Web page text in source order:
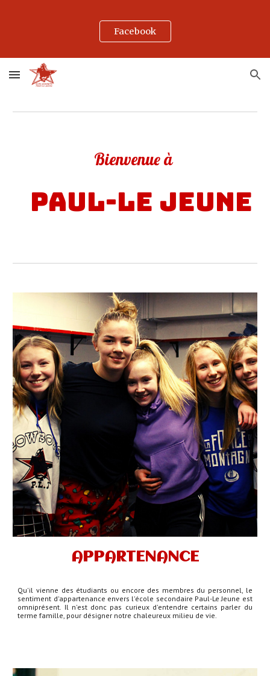
Facebook
Bienvenue à
Paul-Le Jeune
APPARTENANCE
Qu'il vienne des étudiants ou encore des membres du personnel, le
sentiment d'appartenance envers l'école secondaire Paul-Le Jeune est
omniprésent. Il n'est donc pas curieux d'entendre certains parler du
terme famille, pour désigner notre chaleureux milieu de vie.